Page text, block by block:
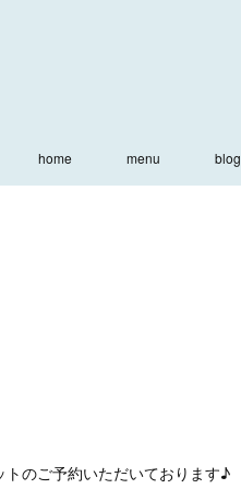
home menu blog
のご予約いただいております♪